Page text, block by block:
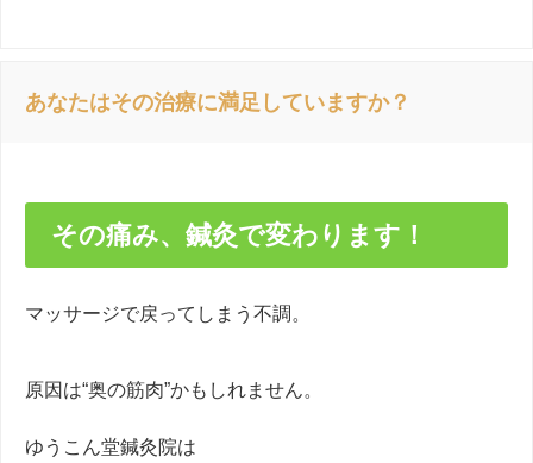
あなたはその治療に満足していますか？
その痛み、鍼灸で変わります！
マッサージで戻ってしまう不調。
原因は“奥の筋肉”かもしれません。
ゆうこん堂鍼灸院は